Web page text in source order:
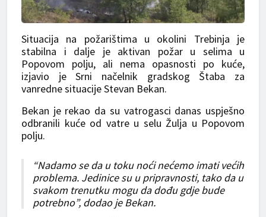
Situacija na požarištima u okolini Trebinja je
stabilna i dalje je aktivan požar u selima u
Popovom polju, ali nema opasnosti po kuće,
izjavio je Srni načelnik gradskog Štaba za
vanredne situacije Stevan Bekan.
Bekan je rekao da su vatrogasci danas uspješno
odbranili kuće od vatre u selu Žulja u Popovom
polju.
“Nadamo se da u toku noći nećemo imati većih
problema. Jedinice su u pripravnosti, tako da u
svakom trenutku mogu da dođu gdje bude
potrebno”, dodao je Bekan.